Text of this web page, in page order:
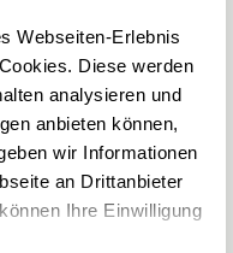
Webseiten-Erlebnis
Diese werden
analysieren und
anbieten können,
wir Informationen
an Drittanbieter
Ihre Einwilligung